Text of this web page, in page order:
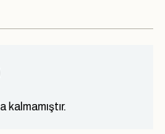
kalmamıştır.